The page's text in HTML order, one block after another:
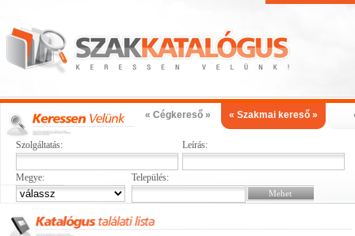
« Cégkereső » « Szakmai kereső »
Szolgáltatás: Leírás:
Megye: Település: